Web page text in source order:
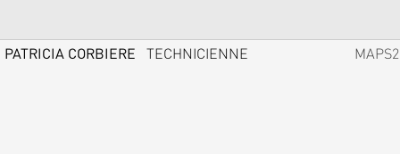
PATRICIA CORBIERE TECHNICIENNE MAPS2